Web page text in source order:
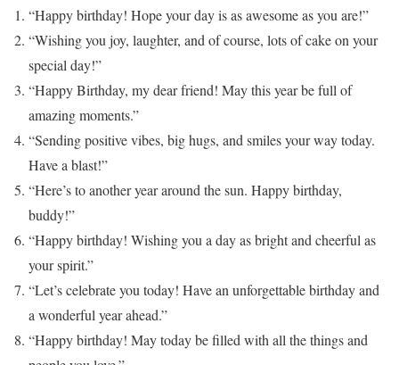
“Happy birthday! Hope your day is as awesome as you are!”
“Wishing you joy, laughter, and of course, lots of cake on your
special day!”
“Happy Birthday, my dear friend! May this year be full of
amazing moments.”
“Sending positive vibes, big hugs, and smiles your way today.
Have a blast!”
“Here’s to another year around the sun. Happy birthday,
buddy!”
“Happy birthday! Wishing you a day as bright and cheerful as
your spirit.”
“Let’s celebrate you today! Have an unforgettable birthday and
a wonderful year ahead.”
“Happy birthday! May today be filled with all the things and